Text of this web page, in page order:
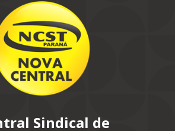
Sindical de